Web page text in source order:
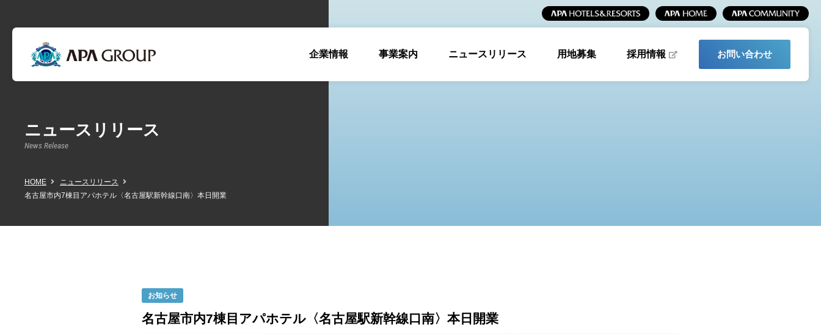
企業情報 事業案内 ニュースリリース 用地募集 採用情報 お問い合わせ
ニュースリリース
News Release
HOME
ニュースリリース
名古屋市内7棟目アパホテル〈名古屋駅新幹線口南〉本日開業
お知らせ
名古屋市内7棟目アパホテル〈名古屋駅新幹線口南〉本日開業